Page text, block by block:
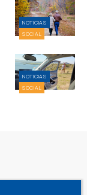
NOTICIAS
SOCIAL
NOTICIAS
SOCIAL